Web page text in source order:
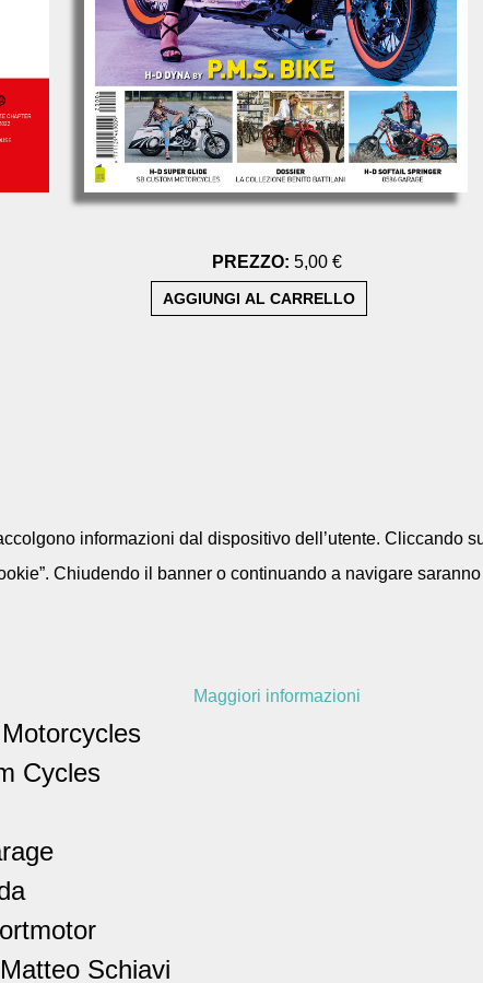
PREZZO: 5,00 €
Cycles
Schiavi
informazioni dal dispositivo dell’utente. Cliccando
Chiudendo il banner o continuando a navigare
Maggiori informazioni